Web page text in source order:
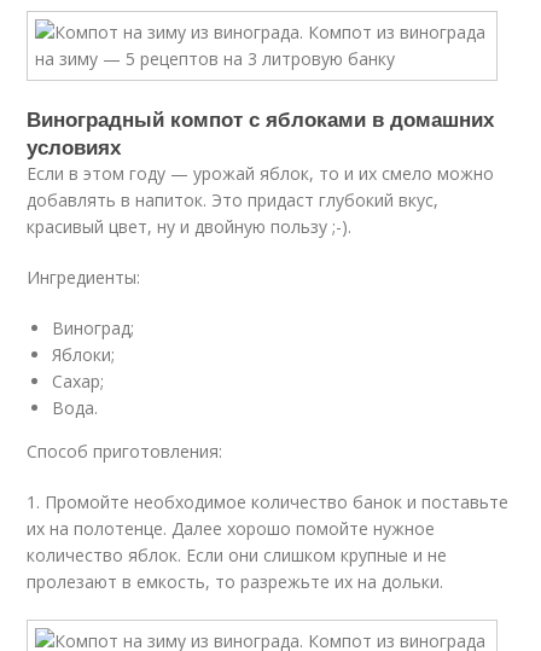
Виноградный компот с яблоками в домашних
условиях
Если в этом году — урожай яблок, то и их смело можно
добавлять в напиток. Это придаст глубокий вкус,
красивый цвет, ну и двойную пользу ;-).
Ингредиенты:
Виноград;
Яблоки;
Сахар;
Вода.
Способ приготовления:
1. Промойте необходимое количество банок и поставьте
их на полотенце. Далее хорошо помойте нужное
количество яблок. Если они слишком крупные и не
пролезают в емкость, то разрежьте их на дольки.